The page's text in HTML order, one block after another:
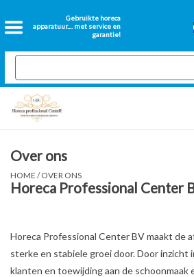
Gebruikte horeca
apparatuur.... met service en
garantie!
Home
2dehands Horeca
Nieuwe apparatuur
GN Bakken
Ventilatie kanalen
Over ons
HOME /OVER ONS
Horeca Professional Center
Horeca Professional Center BV maakt de
sterke en stabiele groei door. Door inzicht
klanten en toewijding aan de schoonmaak